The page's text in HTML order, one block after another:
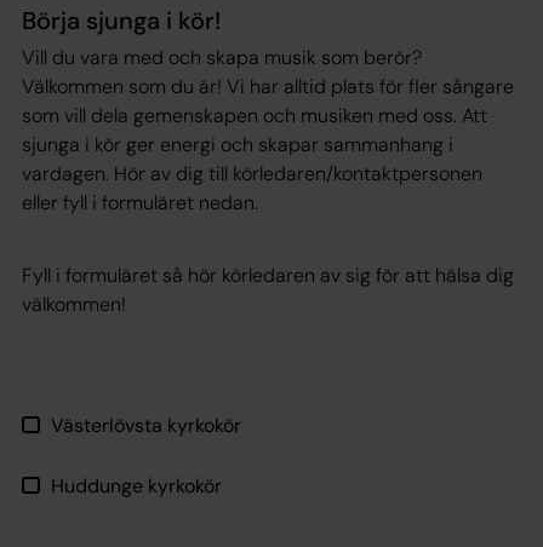
Börja sjunga i kör!
Vill du vara med och skapa musik som berör?
Välkommen som du är! Vi har alltid plats för fler sångare
som vill dela gemenskapen och musiken med oss. Att
sjunga i kör ger energi och skapar sammanhang i
vardagen. Hör av dig till körledaren/kontaktpersonen
eller fyll i formuläret nedan.
Fyll i formuläret så hör körledaren av sig för att hälsa dig
välkommen!
Västerlövsta kyrkokör
Huddunge kyrkokör